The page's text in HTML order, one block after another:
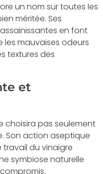
un nom sur toutes les
méritée. Ses
en font
mauvaises odeurs
textures des
et
choisira pas seulement
Son action aseptique
travail du vinaigre
symbiose naturelle